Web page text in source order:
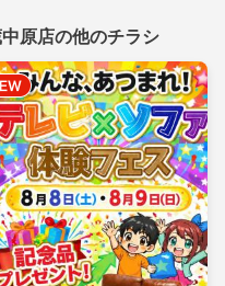
原店の他のチラシ